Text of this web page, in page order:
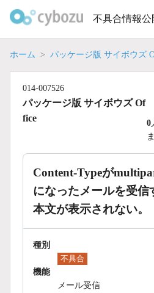
不具合情報公
ホーム パッケージ版 サイボウズ
014-007526
パッケージ版 サイボウズ Of
fice
0
Content-Typeが
になったメールを受信
本文が表示されない。
種別
不具合
機能
メール受信